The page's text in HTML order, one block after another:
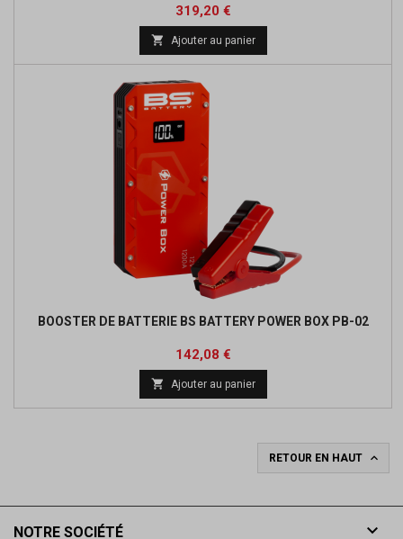
Prix
319,20 €Prix
de
base
 Ajouter au panier
BOOSTER DE BATTERIE BS BATTERY POWER BOX PB-02
Prix
142,08 €Prix
de
base
 Ajouter au panier
RETOUR EN HAUT 
NOTRE SOCIÉTÉ 